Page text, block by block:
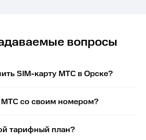
вопросы
SIM-карту МТС в Орске?
МТС со своим номером?
тарифный план?